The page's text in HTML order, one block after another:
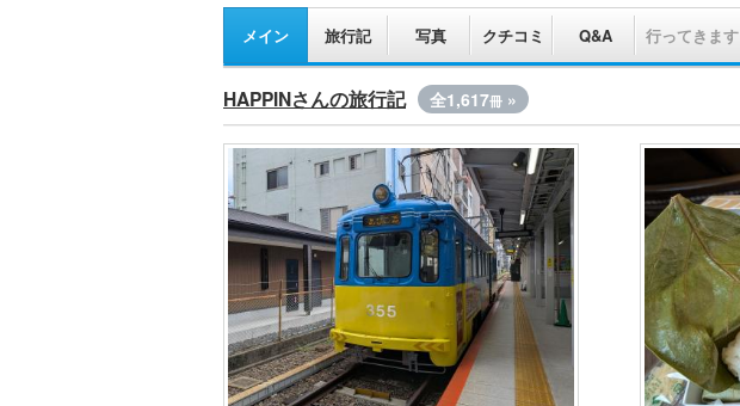
メイン 旅行記 写真 クチコミ Q&A 行ってきます
HAPPINさんの旅行記 全1,617冊 »